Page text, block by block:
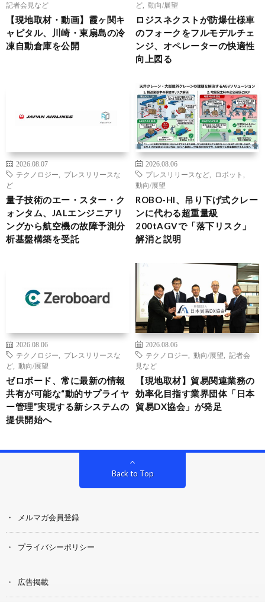
記者会見など
【現地取材・動画】霞ヶ関キ
ャピタル、川崎・東扇島の冷
凍自動倉庫を公開
ど
動向/展望
ロジスネクストが防爆仕様車
のフォークをフルモデルチェ
ンジ、オペレーターの快適性
向上図る
2026.08.07
テクノロジー
プレスリリースな
ど
量子技術のエー・スター・ク
ォンタム、JALエンジニアリ
ングから航空機の故障予測分
析基盤構築を受託
2026.08.06
プレスリリースなど
ロボット
動向/展望
ROBO-HI、吊り下げ式クレー
ンに代わる超重量級
200tAGVで「落下リスク」
解消と説明
2026.08.06
テクノロジー
プレスリリースな
ど
動向/展望
ゼロボード、常に最新の情報
共有が可能な“動的サプライヤ
ー管理”実現する新システムの
提供開始へ
2026.08.06
テクノロジー
動向/展望
記者会
見など
【現地取材】貿易関連業務の
効率化目指す業界団体「日本
貿易DX協会」が発足
Back to Top
メルマガ会員登録
プライバシーポリシー
広告掲載